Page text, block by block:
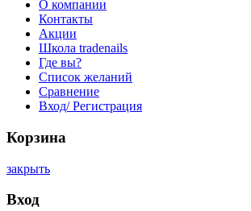
О компании
Контакты
Акции
Школа tradenails
Где вы?
Список желаний
Сравнение
Вход/ Регистрация
Корзина
закрыть
Вход